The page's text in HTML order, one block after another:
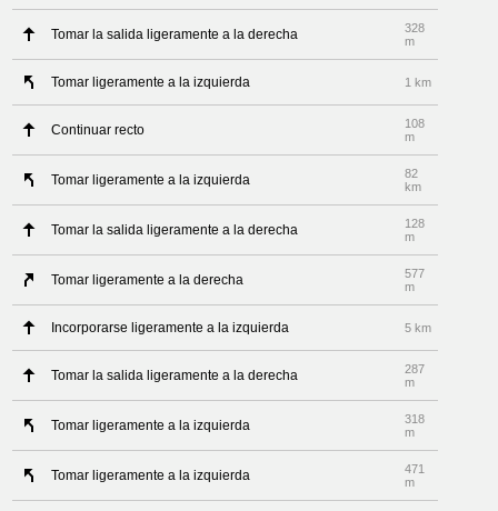
Tomar la salida ligeramente a la derecha
328
m
Tomar ligeramente a la izquierda 1 km
Continuar recto
108
m
Tomar ligeramente a la izquierda
82
km
Tomar la salida ligeramente a la derecha
128
m
Tomar ligeramente a la derecha
577
m
Incorporarse ligeramente a la izquierda 5 km
Tomar la salida ligeramente a la derecha
287
m
Tomar ligeramente a la izquierda
318
m
Tomar ligeramente a la izquierda
471
m